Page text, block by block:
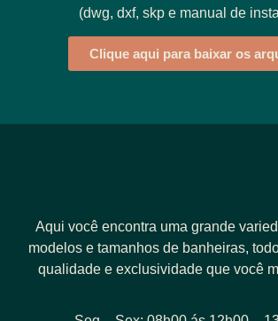
(dwg, dxf, skp e manual de
Clique aqui para baixar os
Aqui você encontra uma grande
modelos e tamanhos de banheiras,
qualidade e exclusividade que você